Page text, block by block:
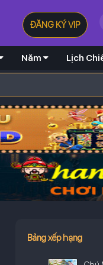
ĐĂNG KÝ VIP
Năm Lịch
Bảng xếp hạng